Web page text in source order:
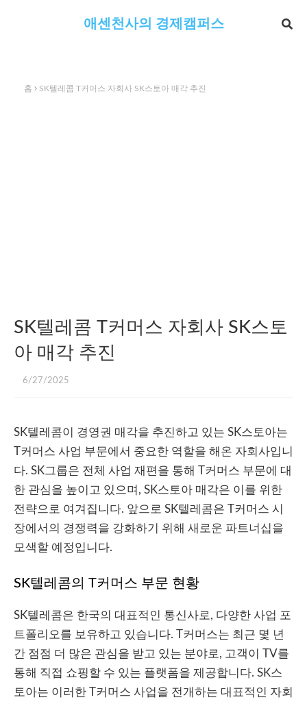
애센천사의 경제캠퍼스
홈 SK텔레콤 T커머스 자회사 SK스토아 매각 추진
SK텔레콤 T커머스 자회사 SK스토
아 매각 추진
6/27/2025
SK텔레콤이 경영권 매각을 추진하고 있는 SK스토아는
T커머스 사업 부문에서 중요한 역할을 해온 자회사입니
다. SK그룹은 전체 사업 재편을 통해 T커머스 부문에 대
한 관심을 높이고 있으며, SK스토아 매각은 이를 위한
전략으로 여겨집니다. 앞으로 SK텔레콤은 T커머스 시
장에서의 경쟁력을 강화하기 위해 새로운 파트너십을
모색할 예정입니다.
SK텔레콤의 T커머스 부문 현황
SK텔레콤은 한국의 대표적인 통신사로, 다양한 사업 포
트폴리오를 보유하고 있습니다. T커머스는 최근 몇 년
간 점점 더 많은 관심을 받고 있는 분야로, 고객이 TV를
통해 직접 쇼핑할 수 있는 플랫폼을 제공합니다. SK스
토아는 이러한 T커머스 사업을 전개하는 대표적인 자회